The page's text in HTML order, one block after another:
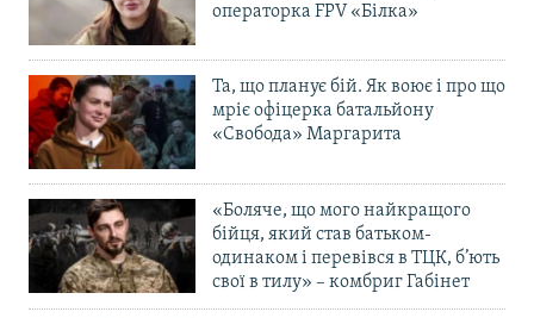
операторка FPV «Білка»
Та, що планує бій. Як воює і про що
мріє офіцерка батальйону
«Свобода» Маргарита
«Боляче, що мого найкращого
бійця, який став батьком-
одинаком і перевівся в ТЦК, б’ють
свої в тилу» – комбриг Габінет